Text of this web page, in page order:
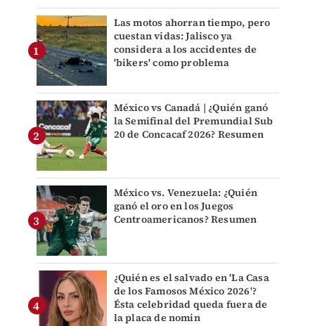
Las motos ahorran tiempo, pero
cuestan vidas: Jalisco ya
considera a los accidentes de
'bikers' como problema
México vs Canadá | ¿Quién ganó
la Semifinal del Premundial Sub
20 de Concacaf 2026? Resumen
México vs. Venezuela: ¿Quién
ganó el oro en los Juegos
Centroamericanos? Resumen
¿Quién es el salvado en 'La Casa
de los Famosos México 2026'?
Ésta celebridad queda fuera de
la placa de nomin